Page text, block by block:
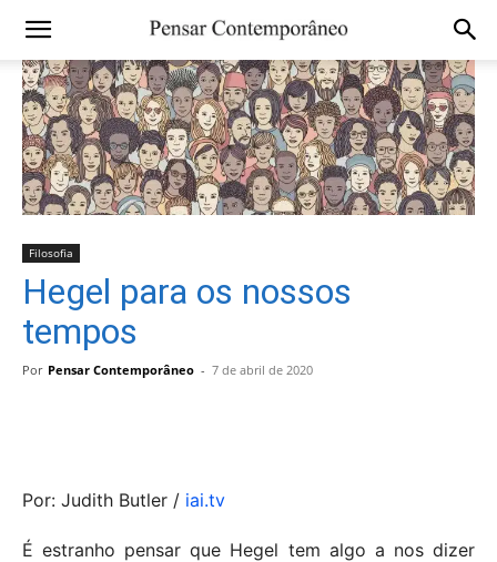
Filosofia
Hegel para os nossos
tempos
Por Pensar Contemporâneo - 7 de abril de 2020
Por: Judith Butler / iai.tv
É estranho pensar que Hegel tem algo a nos dizer